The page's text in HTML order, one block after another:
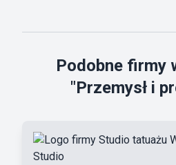
Podobne firmy
"Przemysł i